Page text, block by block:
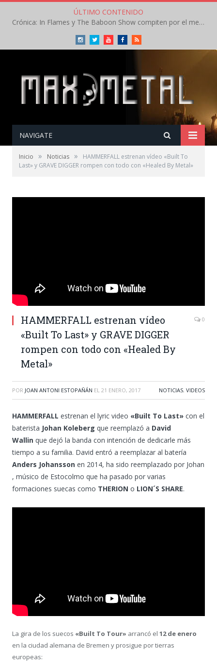
ÚLTIMO CONTENIDO
Crónica: In Flames y The Baboon Show compiten por el mejor concierto del día en el Leyendas del Rock – Viernes – Agosto 2026
InstagramTwitterYoutubeFacebookRSS
NAVIGATE
Inicio » Noticias »
HAMMERFALL estrenan vídeo «Built To
Last» y GRAVE DIGGER rompen con todo con «Healed By Metal»
HAMMERFALL estrenan vídeo
«Built To Last» y GRAVE DIGGER
rompen con todo con «Healed By
Metal»
0
POR JOAN ANTONI ESTOPAÑÁN EL 21 ENERO, 2017 NOTICIAS, VIDEOS
HAMMERFALL estrenan el lyric video «Built To Last» con el
baterista Johan Koleberg que reemplazó a David
Wallin que dejó la banda con intención de dedicarle más
tiempo a su familia. David entró a reemplazar al batería
Anders Johansson en 2014, ha sido reemplazado por Johan
, músico de Estocolmo que ha pasado por varias
formaciones suecas como THERION o LION´S SHARE.
La gira de los suecos «Built To Tour» arrancó el 12 de enero
en la ciudad alemana de Bremen y prosigue por tierras
europeas: